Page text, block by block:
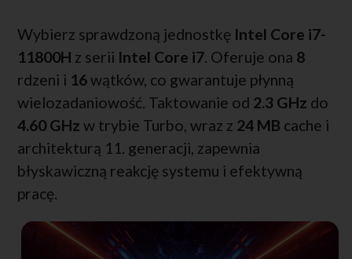
Wybierz sprawdzoną jednostkę Intel Core i7-
11800H z serii Intel Core i7. Oferuje ona 8
rdzeni i 16wątków, co gwarantuje płynną
wielozadaniowość. Taktowanie od 2.3 GHz do
4.60 GHz w trybie Turbo, wraz z 24 MB cache i
architekturą 11. generacji, zapewnia
błyskawiczną reakcję systemu i efektywną
pracę.